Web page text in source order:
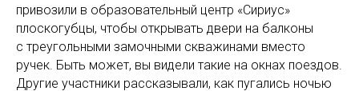
привозили в образовательный центр «Сириус»
плоскогубцы, чтобы открывать двери на балконы
с треугольными замочными скважинами вместо
ручек. Быть может, вы видели такие на окнах поездов.
Другие участники рассказывали, как пугались ночью